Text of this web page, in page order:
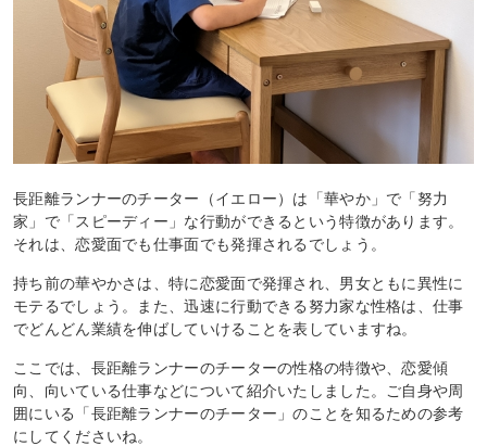
長距離ランナーのチーター（イエロー）は「華やか」で「努力
家」で「スピーディー」な行動ができるという特徴があります。
それは、恋愛面でも仕事面でも発揮されるでしょう。
持ち前の華やかさは、特に恋愛面で発揮され、男女ともに異性に
モテるでしょう。また、迅速に行動できる努力家な性格は、仕事
でどんどん業績を伸ばしていけることを表していますね。
ここでは、長距離ランナーのチーターの性格の特徴や、恋愛傾
向、向いている仕事などについて紹介いたしました。ご自身や周
囲にいる「長距離ランナーのチーター」のことを知るための参考
にしてくださいね。